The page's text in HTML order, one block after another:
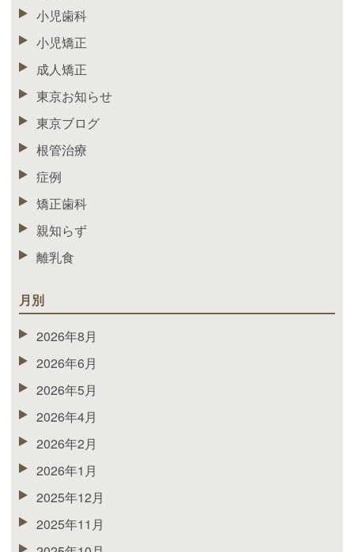
小児歯科
小児矯正
成人矯正
東京お知らせ
東京ブログ
根管治療
症例
矯正歯科
親知らず
離乳食
月別
2026年8月
2026年6月
2026年5月
2026年4月
2026年2月
2026年1月
2025年12月
2025年11月